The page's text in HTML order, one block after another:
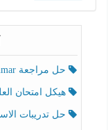
حل مراجعة Grammar اللغة الإنجليزية الصف الخامس الفصل الثالث
هيكل امتحان العلوم
حل تدريبات الاستعداد